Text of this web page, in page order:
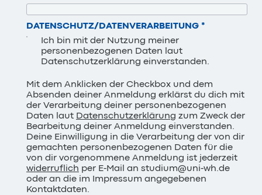
DATENSCHUTZ/DATENVERARBEITUNG *
Ich bin mit der Nutzung meiner
personenbezogenen Daten laut
Datenschutzerklärung einverstanden.
Mit dem Anklicken der Checkbox und dem
Absenden deiner Anmeldung erklärst du dich mit
der Verarbeitung deiner personenbezogenen
Daten laut Datenschutzerklärung zum Zweck der
Bearbeitung deiner Anmeldung einverstanden.
Deine Einwilligung in die Verarbeitung der von dir
gemachten personenbezogenen Daten für die
von dir vorgenommene Anmeldung ist jederzeit
widerruflich per E-Mail an studium@uni-wh.de
oder an die im Impressum angegebenen
Kontaktdaten.